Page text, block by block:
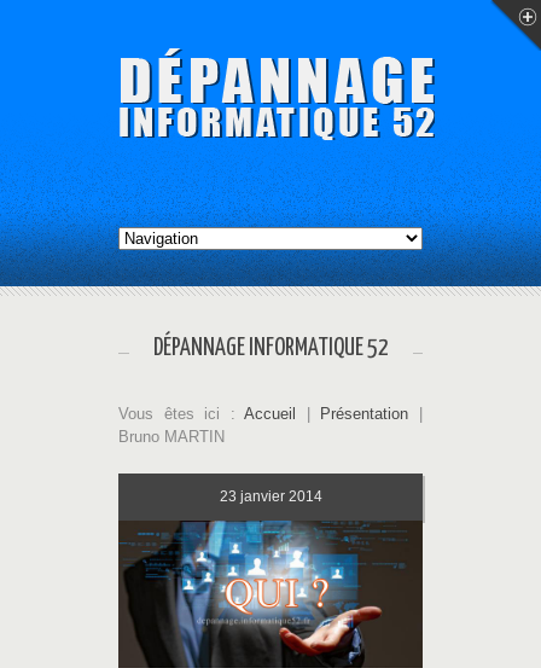
DÉPANNAGE INFORMATIQUE 52
Vous êtes ici :Accueil Présentation
Bruno MARTIN
23 janvier 2014